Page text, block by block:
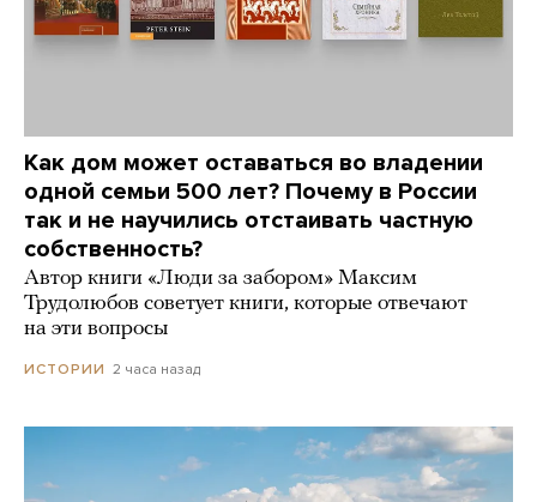
Как дом может оставаться во владении
одной семьи 500 лет? Почему в России
так и не научились отстаивать частную
собственность?
Автор книги «Люди за забором» Максим
Трудолюбов советует книги, которые отвечают
на эти вопросы
ИСТОРИИ 2 часа назад